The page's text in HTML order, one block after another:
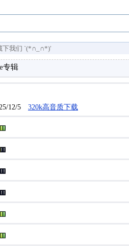
下我们 `(*∩_∩*)′
专辑
12/5 320k高音质下载